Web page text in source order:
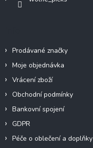
Prodávané značky
Moje objednávka
Vrácení zboží
Obchodní podmínky
Bankovní spojení
GDPR
Péče o oblečení a doplňky